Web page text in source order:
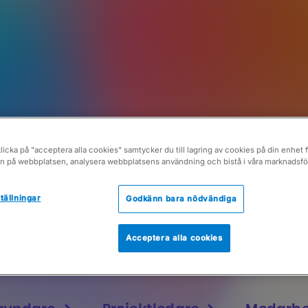
alla i
leder företaget eller
dig precis det du
på "acceptera alla cookies" samtycker du till lagring av cookies på din enhet
på webbplatsen, analysera webbplatsens användning och bistå i våra
Godkänn bara nödvändiga
Acceptera alla cookies